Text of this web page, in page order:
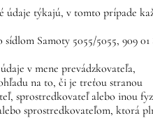
údaje týkajú, v tomto prípade
sídlom Samoty 5055/5055, 909
v mene prevádzkovateľa,
na to, či je treťou stranou
sprostredkovateľ alebo inou
sprostredkovateľom, ktorá